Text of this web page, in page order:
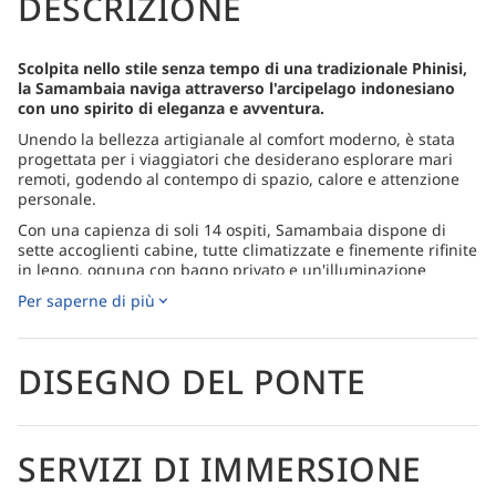
Scolpita nello stile senza tempo di una tradizionale Phinisi,
la Samambaia naviga attraverso l'arcipelago indonesiano
con uno spirito di eleganza e avventura.
Unendo la bellezza artigianale al comfort moderno, è stata
progettata per i viaggiatori che desiderano esplorare mari
remoti, godendo al contempo di spazio, calore e attenzione
personale.
Con una capienza di soli 14 ospiti, Samambaia dispone di
sette accoglienti cabine, tutte climatizzate e finemente rifinite
in legno, ognuna con bagno privato e un'illuminazione
cabina armatoriale sul ponte principale si apre direttamente
La vita a bordo scorre naturalmente tra scoperta e riposo.
Dopo una giornata di immersioni, gli ospiti possono riunirsi
conversazione e a momenti di tranquillità sotto le stelle.
L'equipaggio presta attenzione a ogni dettaglio, dal pane
Per saperne di più
DISEGNO DEL PONTE
SERVIZI DI IMMERSIONE